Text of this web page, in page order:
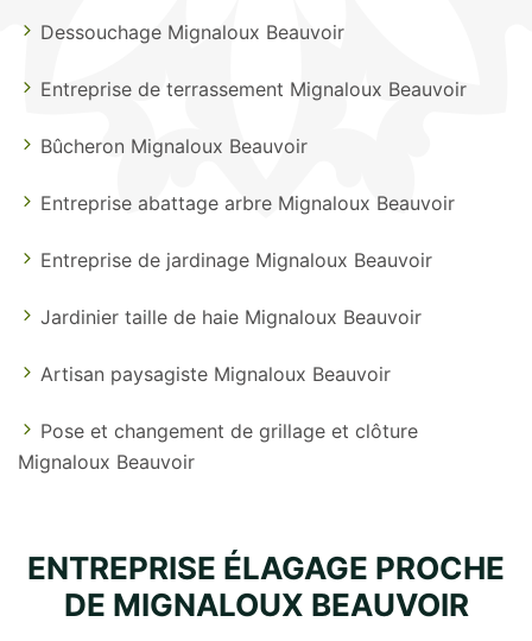
Dessouchage Mignaloux Beauvoir
Entreprise de terrassement Mignaloux Beauvoir
Bûcheron Mignaloux Beauvoir
Entreprise abattage arbre Mignaloux Beauvoir
Entreprise de jardinage Mignaloux Beauvoir
Jardinier taille de haie Mignaloux Beauvoir
Artisan paysagiste Mignaloux Beauvoir
Pose et changement de grillage et clôture
Mignaloux Beauvoir
ENTREPRISE ÉLAGAGE PROCHE
DE MIGNALOUX BEAUVOIR